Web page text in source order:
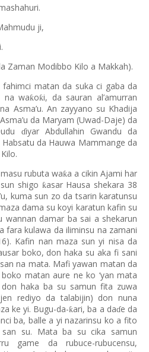
ji,
Zaman Modibbo Kilo a Makkah).
matan da suka ci gaba da
na waƙoƙi, da sauran al’amurran
Asma’u. An zayyano su Khadija
da Maryam (Uwad-Daje) da
ɗiyar Abdullahin Gwandu da
da Hauwa Mammange da
rubuta waƙa a cikin Ajami har
shigo ƙasar Hausa shekara 38
kuma sun zo da tsarin karatunsu
dama su koyi karatun kafin su
damar ba sai a shekarun
fara kulawa da iliminsu na zamani
Kafin nan maza sun yi nisa da
boko, don haka su aka fi sani
na mata. Mafi yawan matan da
matan aure ne ko ‘yan mata
don haka ba su samun fita zuwa
rediyo da talabijin) don nuna
ke yi. Bugu-da-ƙari, ba a daɗe da
ba, balle a yi nazarinsu ko a fito
su. Mata ba su cika samun
game da rubuce-rubucensu,